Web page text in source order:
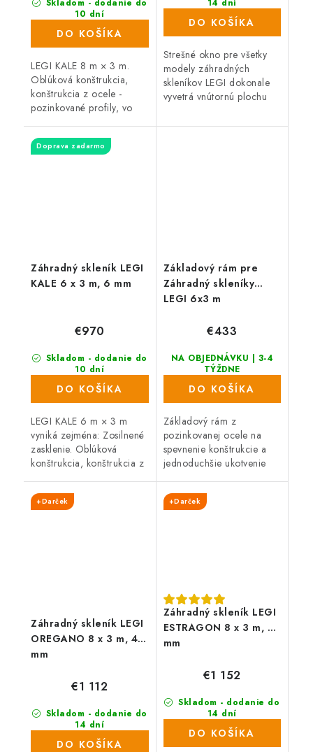
Skladom - dodanie do
10 dní
(30 ks)
DO KOŠÍKA
LEGI KALE 8 m × 3 m.
Oblúková konštrukcia,
konštrukcia z ocele -
pozinkované profily, vo
tvorí komôrkový
polykarbonát hrúbky 4
14 dní
(67 ks)
DO KOŠÍKA
Strešné okno pre všetky
modely záhradných
skleníkov LEGI dokonale
vyvetrá vnútornú plochu
počet okien závisí od
Záhradný skleník LEGI
KALE 6 x 3 m, 6 mm
Doprava zadarmo
Skladom - dodanie do
10 dní
(25 ks)
€970
DO KOŠÍKA
LEGI KALE 6 m × 3 m
vyniká zejména: Zosilnené
zasklenie. Oblúková
konštrukcia, konštrukcia z
profily, vo farbe
strieborná. Zasklenie tvorí
Základový rám pre
Záhradný skleníky
LEGI 6x3 m
NA OBJEDNÁVKU | 3-4
TÝŽDNE
€433
DO KOŠÍKA
Základový rám z
pozinkovanej ocele na
spevnenie konštrukcie a
jednoduchšie ukotvenie
na kotvenie skleníka do
zeme aj na betónovú
Záhradný skleník LEGI
OREGANO 8 x 3 m, 4
mm
+Darček
Skladom - dodanie do
14 dní
(15 ks)
€1 112
DO KOŠÍKA
Záhradný skleník LEGI
ESTRAGON 8 x 3 m, 4
mm
+Darček
Skladom - dodanie do
14 dní
(8 ks)
€1 152
DO KOŠÍKA